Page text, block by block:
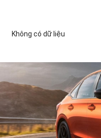
Không có dữ liệu